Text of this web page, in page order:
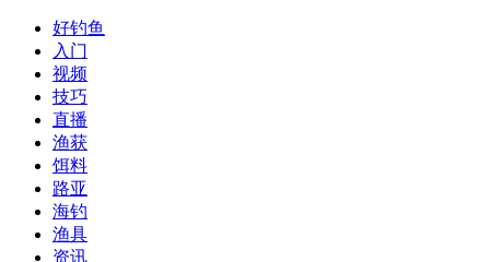
好钓鱼
入门
视频
技巧
直播
渔获
饵料
路亚
海钓
渔具
资讯